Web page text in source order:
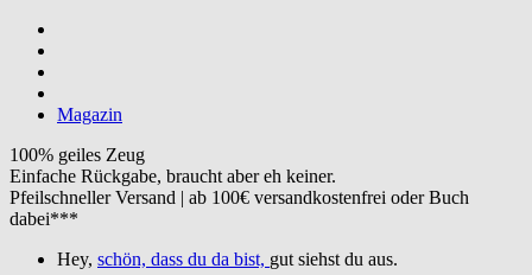
Magazin
100% geiles Zeug
Einfache Rückgabe, braucht aber eh keiner.
Pfeilschneller Versand | ab 100€ versandkostenfrei oder Buch
dabei***
Hey, schön, dass du da bist, gut siehst du aus.